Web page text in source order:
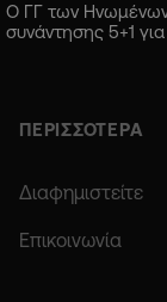
Ο ΓΓ των Ηνωμένων
συνάντησης 5+1
ΠΕΡΙΣΣΟΤΕΡΑ
Διαφημιστείτε
Επικοινωνία